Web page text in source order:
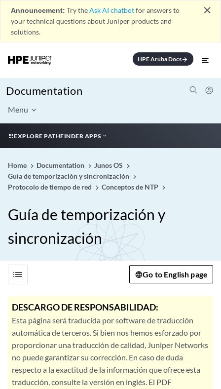
Announcement: Try theAsk AI chatbotfor answers to
your technical questions about Juniper products and
solutions.
close
HPE Aruba Docsarrow_forward
Documentation
Menu
EXPLORE PATHFINDER APPS
Home Documentation
Junos OS
Guía de temporización y sincronización
Protocolo de tiempo de red
Conceptos de NTP
Guía de temporización y
sincronización
list Go to English page
DESCARGO DE RESPONSABILIDAD:
Esta página será traducida por software de traducción
automática de terceros. Si bien nos hemos esforzado por
proporcionar una traducción de calidad, Juniper Networks
no puede garantizar su corrección. En caso de duda
respecto a la exactitud de la información que ofrece esta
traducción, consulte la versión en inglés. El PDF